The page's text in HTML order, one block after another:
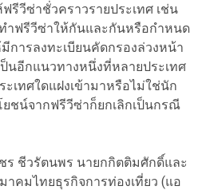
รีวีซ่าชั่วคราวรายประเทศ เช่น
ำฟรีวีซ่าให้กันและกันหรือกำหนด
การลงทะเบียนคัดกรองล่วงหน้า
นอีกแนวทางหนึ่งที่หลายประเทศ
เทศใดแฝงเข้ามาหรือไม่ใช่นัก
ยชน์จากฟรีวีซ่าก็ยกเลิกเป็นกรณี
ชีวรัตนพร นายกกิตติมศักดิ์และ
คมไทยธุรกิจการท่องเที่ยว (แอ